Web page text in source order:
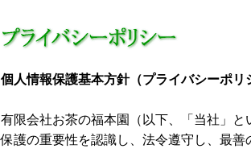
個人情報保護基本方針（プライバシーポリ
有限会社お茶の福本園（以下、「当社」
保護の重要性を認識し、法令遵守し、最